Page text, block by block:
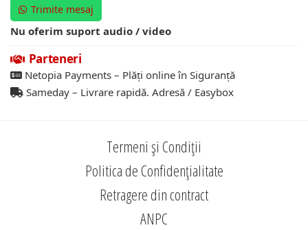
Trimite mesaj
Nu oferim suport audio / video
Parteneri
Netopia Payments – Plăți online în Siguranță
Sameday – Livrare rapidă. Adresă / Easybox
Termeni și Condiții
Politica de Confidențialitate
Retragere din contract
ANPC